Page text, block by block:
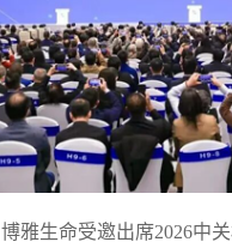
博雅生命受邀出席2026中关